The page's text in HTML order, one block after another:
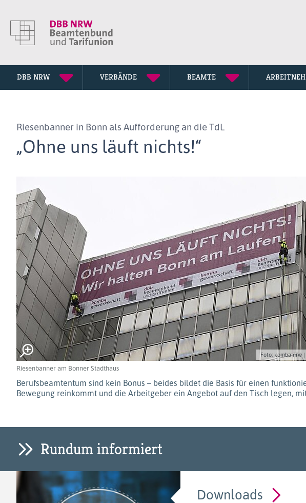
DBB NRW
DBB NRW Gremien
Geschäftsstelle
Jugendvertretung
VERBÄNDE
Fachgewerkschaften
BEAMTE
DBB NRW Magazin
Besoldungstabellen
Rechtsschutz
News
News-Archiv
Riesenbanner in Bonn als Aufforderung an die TdL
„Ohne uns läuft nichts!“
Foto: komba nrw
Riesenbanner am Bonner Stadthaus
Berufsbeamtentum sind kein Bonus – beides bildet die Basis für einen
Bewegung reinkommt und die Arbeitgeber ein Angebot auf den Tisch legen,
Rundum informiert
Downloads